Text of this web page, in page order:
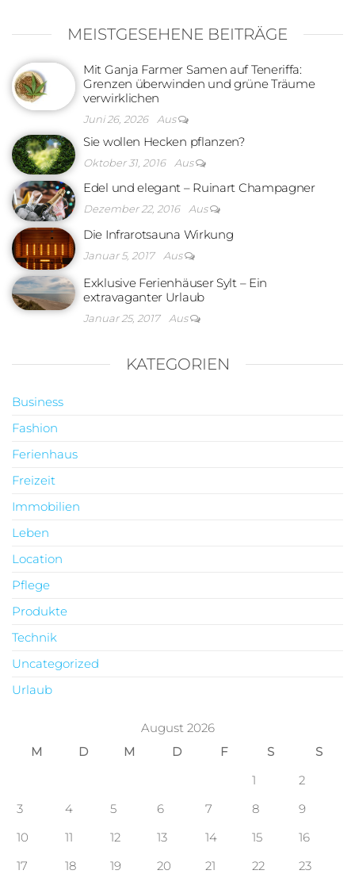
MEISTGESEHENE BEITRÄGE
Mit Ganja Farmer Samen auf Teneriffa:
Grenzen überwinden und grüne Träume
verwirklichen
Juni 26, 2026 Aus
Sie wollen Hecken pflanzen?
Oktober 31, 2016 Aus
Edel und elegant – Ruinart Champagner
Dezember 22, 2016 Aus
Die Infrarotsauna Wirkung
Januar 5, 2017 Aus
Exklusive Ferienhäuser Sylt – Ein
extravaganter Urlaub
Januar 25, 2017 Aus
KATEGORIEN
Business
Fashion
Ferienhaus
Freizeit
Immobilien
Leben
Location
Pflege
Produkte
Technik
Uncategorized
Urlaub
August 2026
M
D M D F S
S
1
2
3
4 5 6 7 8
9
10
11 12 13 14 15
16
17
18 19 20 21 22 23